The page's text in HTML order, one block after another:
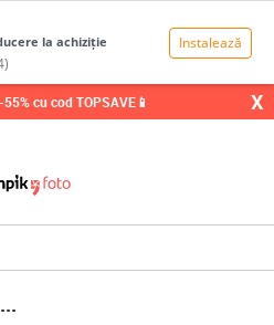
cu cod TOPSAVE📱 X